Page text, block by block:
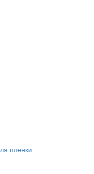
пленки